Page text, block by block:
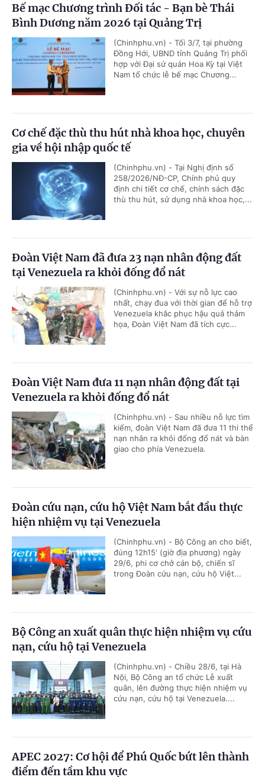
Bế mạc Chương trình Đối tác - Bạn bè Thái
Bình Dương năm 2026 tại Quảng Trị
(Chinhphu.vn) - Tối 3/7, tại phường
Đồng Hới, UBND tỉnh Quảng Trị phối
hợp với Đại sứ quán Hoa Kỳ tại Việt
Nam tổ chức lễ bế mạc Chương...
Cơ chế đặc thù thu hút nhà khoa học, chuyên
gia về hội nhập quốc tế
(Chinhphu.vn) - Tại Nghị định số
258/2026/NĐ-CP, Chính phủ quy
định chi tiết cơ chế, chính sách đặc
thù thu hút, sử dụng nhà khoa học,...
Đoàn Việt Nam đã đưa 23 nạn nhân động đất
tại Venezuela ra khỏi đống đổ nát
(Chinhphu.vn) - Với sự nỗ lực cao
nhất, chạy đua với thời gian để hỗ trợ
Venezuela khắc phục hậu quả thảm
họa, Đoàn Việt Nam đã tích cực...
Đoàn Việt Nam đưa 11 nạn nhân động đất tại
Venezuela ra khỏi đống đổ nát
(Chinhphu.vn) - Sau nhiều nỗ lực tìm
kiếm, đoàn Việt Nam đã đưa 11 thi thể
nạn nhân ra khỏi đống đổ nát và bàn
giao cho phía Venezuela.
Đoàn cứu nạn, cứu hộ Việt Nam bắt đầu thực
hiện nhiệm vụ tại Venezuela
(Chinhphu.vn) - Bộ Công an cho biết,
đúng 12h15' (giờ địa phương) ngày
29/6, phi cơ chở cán bộ, chiến sĩ
trong Đoàn cứu nạn, cứu hộ Việt...
Bộ Công an xuất quân thực hiện nhiệm vụ cứu
nạn, cứu hộ tại Venezuela
(Chinhphu.vn) - Chiều 28/6, tại Hà
Nội, Bộ Công an tổ chức Lễ xuất
quân, lên đường thực hiện nhiệm vụ
cứu nạn, cứu hộ tại Venezuela....
APEC 2027: Cơ hội để Phú Quốc bứt lên thành
điểm đến tầm khu vực